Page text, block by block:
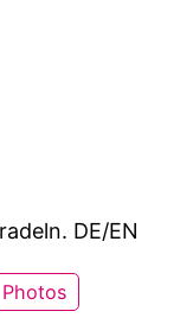
DE/EN
Photos